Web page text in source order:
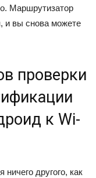
Маршрутизатор
и вы снова можете
проверки
к Wi-
другого, как